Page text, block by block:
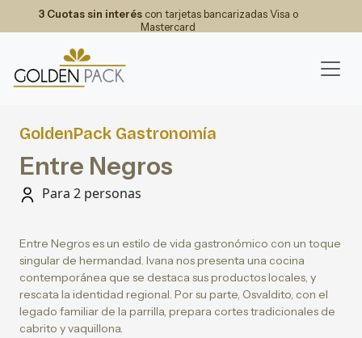
3 Cuotas sin interéscon tarjetas bancarizadas Visa o
Mastercard
GoldenPack Gastronomía
Entre Negros
Para 2 personas
Entre Negros es un estilo de vida gastronómico con un toque
singular de hermandad. Ivana nos presenta una cocina
contemporánea que se destaca sus productos locales, y
rescata la identidad regional. Por su parte, Osvaldito, con el
legado familiar de la parrilla, prepara cortes tradicionales de
cabrito y vaquillona.